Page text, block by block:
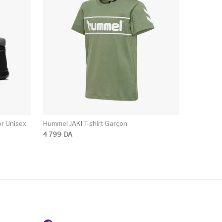
Unisex
Hummel JAKI T-shirt Garçon
4 799 DA